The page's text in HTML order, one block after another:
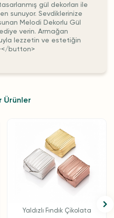
gül dekorları ile
sunuyor. Sevdiklerinize
Melodi Dekorlu Gül
verin. Armağan
lezzetin ve estetiğin
button>
Ürünler
Yaldızlı Fındık Çikolata